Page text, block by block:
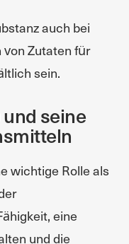
auch bei
Zutaten für
sein.
seine
wichtige Rolle als
eine
und die